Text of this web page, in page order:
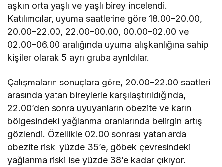
aşkın orta yaşlı ve yaşlı birey incelendi.
Katılımcılar, uyuma saatlerine göre 18.00–20.00,
20.00–22.00, 22.00–00.00, 00.00–02.00 ve
02.00–06.00 aralığında uyuma alışkanlığına sahip
kişiler olarak 5 ayrı gruba ayrıldılar.
Çalışmaların sonuçlara göre, 20.00–22.00 saatleri
arasında yatan bireylerle karşılaştırıldığında,
22.00’den sonra uyuyanların obezite ve karın
bölgesindeki yağlanma oranlarında belirgin artış
gözlendi. Özellikle 02.00 sonrası yatanlarda
obezite riski yüzde 35’e, göbek çevresindeki
yağlanma riski ise yüzde 38’e kadar çıkıyor.